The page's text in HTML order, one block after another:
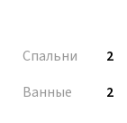
Спальни
2
Ванные
2